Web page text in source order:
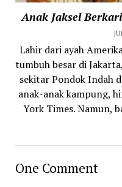
Anak Jaksel
Lahir dari ayah
tumbuh besar di
sekitar Pondok Indah
anak-anak kampung,
York Times. Namun,
One Comment